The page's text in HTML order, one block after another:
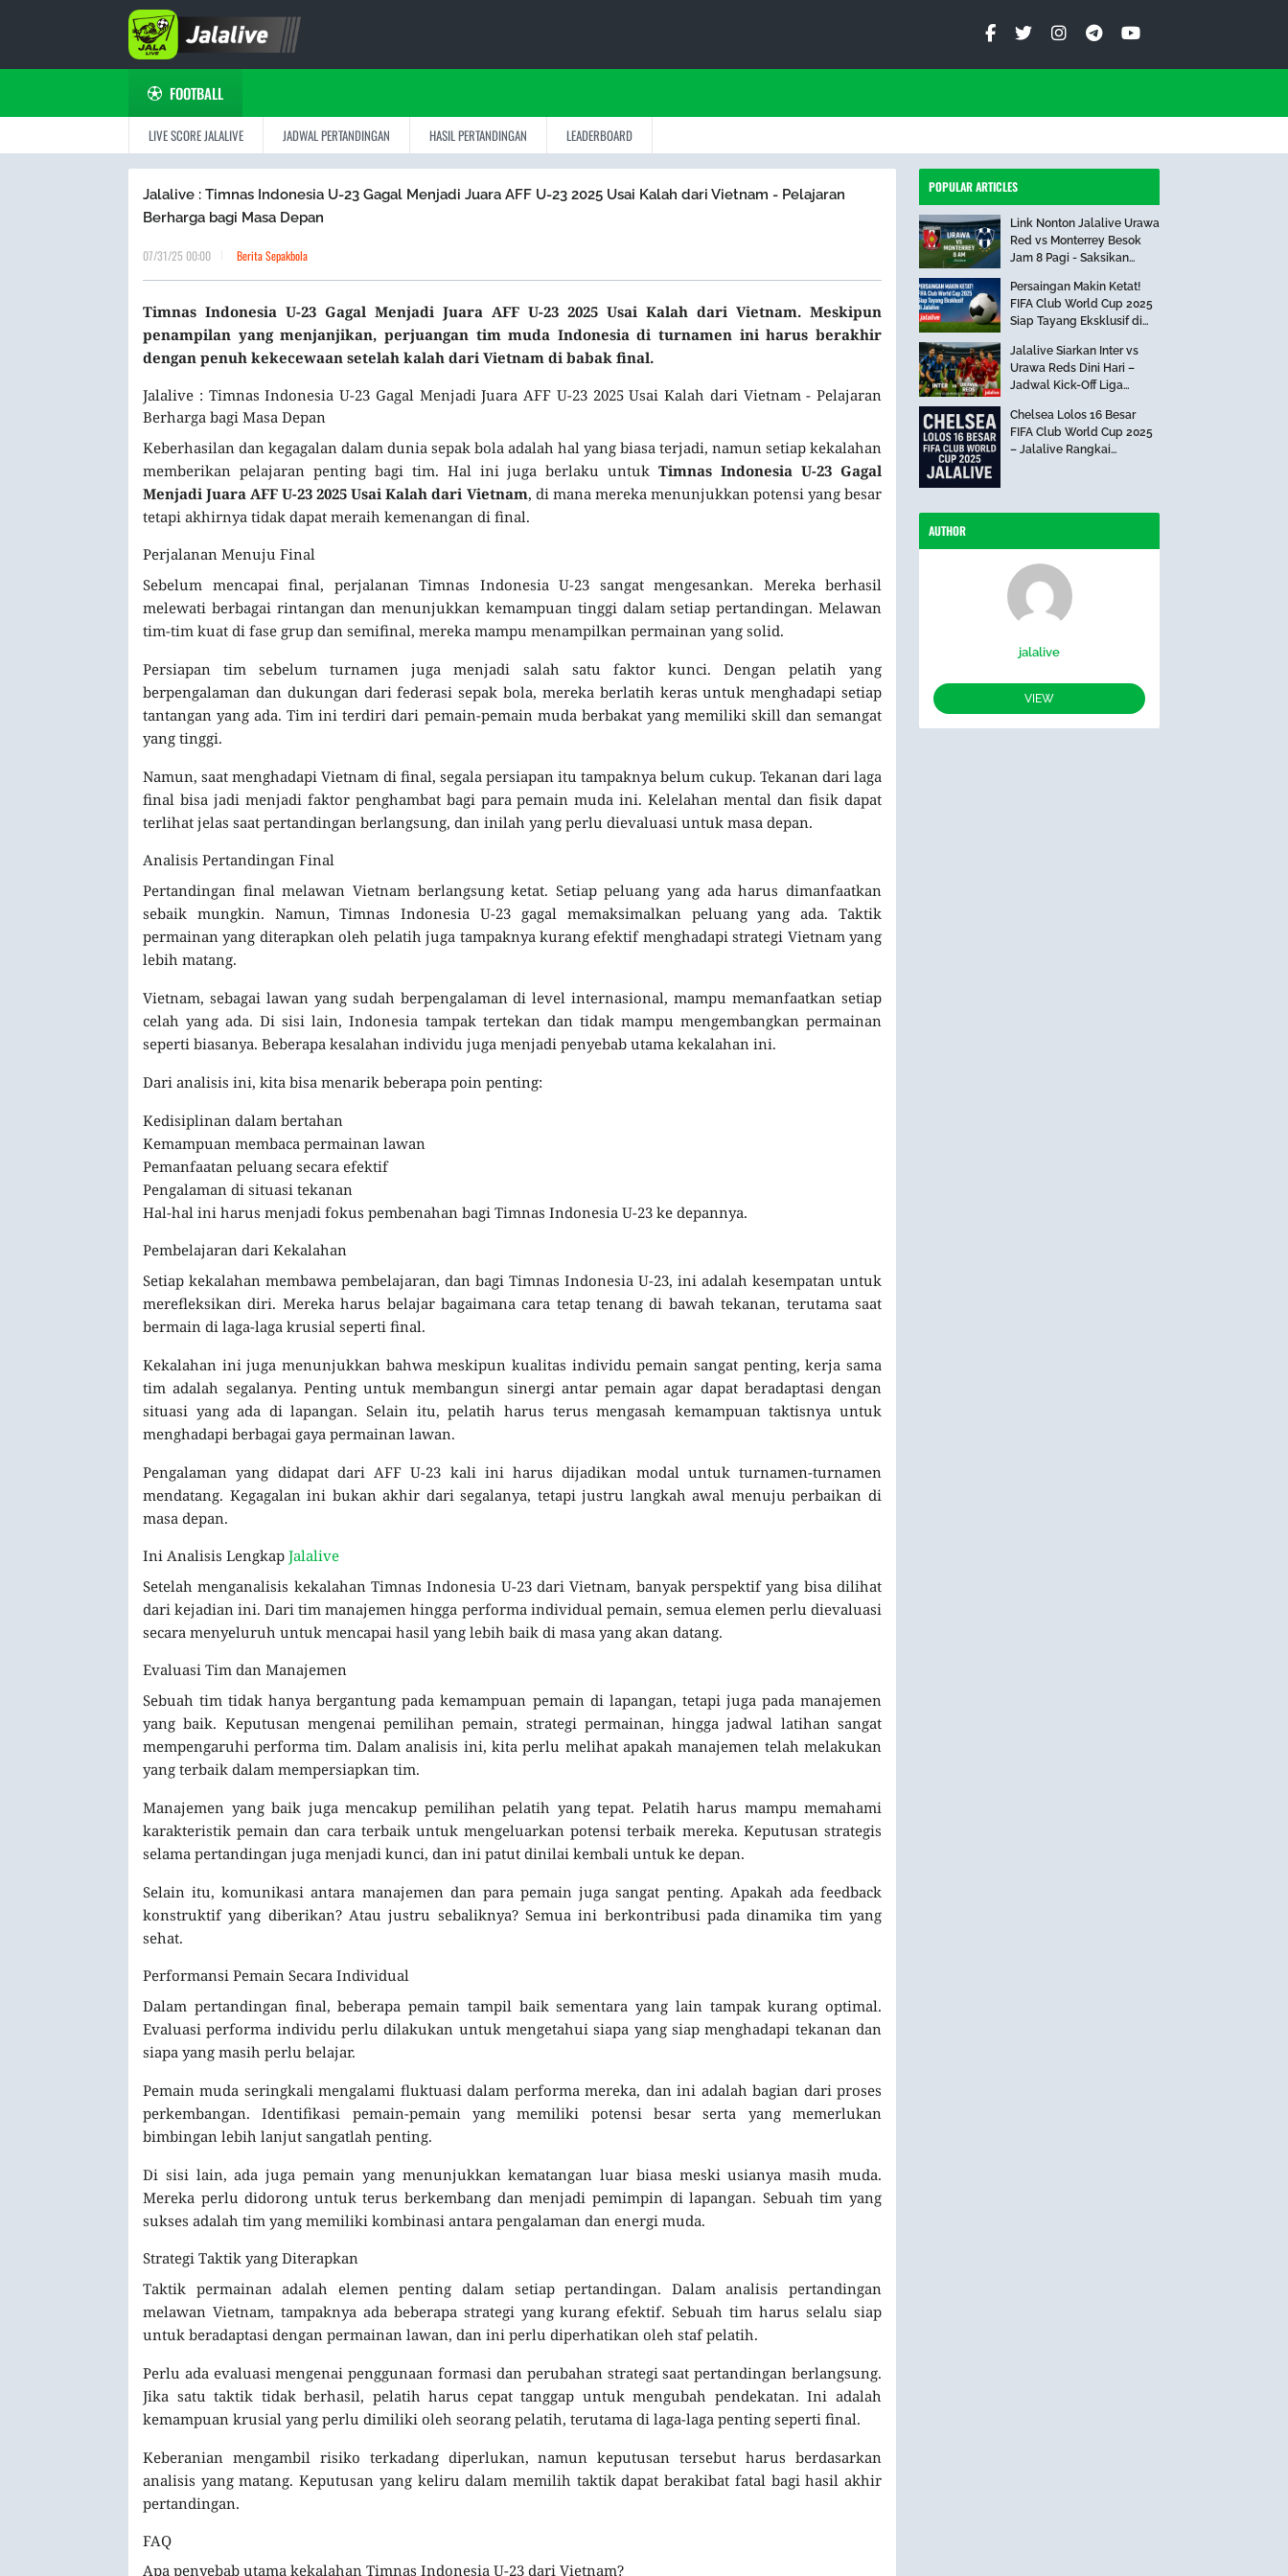
FOOTBALL
LIVE SCORE JALALIVE JADWAL PERTANDINGAN HASIL PERTANDINGAN LEADERBOARD
Jalalive : Timnas Indonesia U-23 Gagal Menjadi Juara AFF U-23 2025 Usai Kalah dari Vietnam - Pelajaran
Berharga bagi Masa Depan
07/31/25 00:00 Berita Sepakbola
Timnas Indonesia U-23 Gagal Menjadi Juara AFF U-23 2025 Usai Kalah dari Vietnam. Meskipun
penampilan yang menjanjikan, perjuangan tim muda Indonesia di turnamen ini harus berakhir
dengan penuh kekecewaan setelah kalah dari Vietnam di babak final.
Jalalive : Timnas Indonesia U-23 Gagal Menjadi Juara AFF U-23 2025 Usai Kalah dari Vietnam - Pelajaran
Berharga bagi Masa Depan
Keberhasilan dan kegagalan dalam dunia sepak bola adalah hal yang biasa terjadi, namun setiap kekalahan
memberikan pelajaran penting bagi tim. Hal ini juga berlaku untukTimnas Indonesia U-23 Gagal
Menjadi Juara AFF U-23 2025 Usai Kalah dari Vietnam, di mana mereka menunjukkan potensi yang besar
tetapi akhirnya tidak dapat meraih kemenangan di final.
Perjalanan Menuju Final
Sebelum mencapai final, perjalanan Timnas Indonesia U-23 sangat mengesankan. Mereka berhasil
melewati berbagai rintangan dan menunjukkan kemampuan tinggi dalam setiap pertandingan. Melawan
tim-tim kuat di fase grup dan semifinal, mereka mampu menampilkan permainan yang solid.
Persiapan tim sebelum turnamen juga menjadi salah satu faktor kunci. Dengan pelatih yang
berpengalaman dan dukungan dari federasi sepak bola, mereka berlatih keras untuk menghadapi setiap
tantangan yang ada. Tim ini terdiri dari pemain-pemain muda berbakat yang memiliki skill dan semangat
yang tinggi.
Namun, saat menghadapi Vietnam di final, segala persiapan itu tampaknya belum cukup. Tekanan dari laga
final bisa jadi menjadi faktor penghambat bagi para pemain muda ini. Kelelahan mental dan fisik dapat
terlihat jelas saat pertandingan berlangsung, dan inilah yang perlu dievaluasi untuk masa depan.
Analisis Pertandingan Final
Pertandingan final melawan Vietnam berlangsung ketat. Setiap peluang yang ada harus dimanfaatkan
sebaik mungkin. Namun, Timnas Indonesia U-23 gagal memaksimalkan peluang yang ada. Taktik
permainan yang diterapkan oleh pelatih juga tampaknya kurang efektif menghadapi strategi Vietnam yang
lebih matang.
Vietnam, sebagai lawan yang sudah berpengalaman di level internasional, mampu memanfaatkan setiap
celah yang ada. Di sisi lain, Indonesia tampak tertekan dan tidak mampu mengembangkan permainan
seperti biasanya. Beberapa kesalahan individu juga menjadi penyebab utama kekalahan ini.
Dari analisis ini, kita bisa menarik beberapa poin penting:
Kedisiplinan dalam bertahan
Kemampuan membaca permainan lawan
Pemanfaatan peluang secara efektif
Pengalaman di situasi tekanan
Hal-hal ini harus menjadi fokus pembenahan bagi Timnas Indonesia U-23 ke depannya.
Pembelajaran dari Kekalahan
Setiap kekalahan membawa pembelajaran, dan bagi Timnas Indonesia U-23, ini adalah kesempatan untuk
merefleksikan diri. Mereka harus belajar bagaimana cara tetap tenang di bawah tekanan, terutama saat
bermain di laga-laga krusial seperti final.
Kekalahan ini juga menunjukkan bahwa meskipun kualitas individu pemain sangat penting, kerja sama
tim adalah segalanya. Penting untuk membangun sinergi antar pemain agar dapat beradaptasi dengan
situasi yang ada di lapangan. Selain itu, pelatih harus terus mengasah kemampuan taktisnya untuk
menghadapi berbagai gaya permainan lawan.
Pengalaman yang didapat dari AFF U-23 kali ini harus dijadikan modal untuk turnamen-turnamen
mendatang. Kegagalan ini bukan akhir dari segalanya, tetapi justru langkah awal menuju perbaikan di
masa depan.
Ini Analisis Lengkap Jalalive
Setelah menganalisis kekalahan Timnas Indonesia U-23 dari Vietnam, banyak perspektif yang bisa dilihat
dari kejadian ini. Dari tim manajemen hingga performa individual pemain, semua elemen perlu dievaluasi
secara menyeluruh untuk mencapai hasil yang lebih baik di masa yang akan datang.
Evaluasi Tim dan Manajemen
Sebuah tim tidak hanya bergantung pada kemampuan pemain di lapangan, tetapi juga pada manajemen
yang baik. Keputusan mengenai pemilihan pemain, strategi permainan, hingga jadwal latihan sangat
mempengaruhi performa tim. Dalam analisis ini, kita perlu melihat apakah manajemen telah melakukan
yang terbaik dalam mempersiapkan tim.
Manajemen yang baik juga mencakup pemilihan pelatih yang tepat. Pelatih harus mampu memahami
karakteristik pemain dan cara terbaik untuk mengeluarkan potensi terbaik mereka. Keputusan strategis
selama pertandingan juga menjadi kunci, dan ini patut dinilai kembali untuk ke depan.
Selain itu, komunikasi antara manajemen dan para pemain juga sangat penting. Apakah ada feedback
konstruktif yang diberikan? Atau justru sebaliknya? Semua ini berkontribusi pada dinamika tim yang
sehat.
Performansi Pemain Secara Individual
Dalam pertandingan final, beberapa pemain tampil baik sementara yang lain tampak kurang optimal.
Evaluasi performa individu perlu dilakukan untuk mengetahui siapa yang siap menghadapi tekanan dan
siapa yang masih perlu belajar.
Pemain muda seringkali mengalami fluktuasi dalam performa mereka, dan ini adalah bagian dari proses
perkembangan. Identifikasi pemain-pemain yang memiliki potensi besar serta yang memerlukan
bimbingan lebih lanjut sangatlah penting.
Di sisi lain, ada juga pemain yang menunjukkan kematangan luar biasa meski usianya masih muda.
Mereka perlu didorong untuk terus berkembang dan menjadi pemimpin di lapangan. Sebuah tim yang
sukses adalah tim yang memiliki kombinasi antara pengalaman dan energi muda.
Strategi Taktik yang Diterapkan
Taktik permainan adalah elemen penting dalam setiap pertandingan. Dalam analisis pertandingan
melawan Vietnam, tampaknya ada beberapa strategi yang kurang efektif. Sebuah tim harus selalu siap
untuk beradaptasi dengan permainan lawan, dan ini perlu diperhatikan oleh staf pelatih.
Perlu ada evaluasi mengenai penggunaan formasi dan perubahan strategi saat pertandingan berlangsung.
Jika satu taktik tidak berhasil, pelatih harus cepat tanggap untuk mengubah pendekatan. Ini adalah
kemampuan krusial yang perlu dimiliki oleh seorang pelatih, terutama di laga-laga penting seperti final.
Keberanian mengambil risiko terkadang diperlukan, namun keputusan tersebut harus berdasarkan
analisis yang matang. Keputusan yang keliru dalam memilih taktik dapat berakibat fatal bagi hasil akhir
pertandingan.
FAQ
Apa penyebab utama kekalahan Timnas Indonesia U-23 dari Vietnam?
POPULAR ARTICLES
Link Nonton Jalalive Urawa
Red vs Monterrey Besok
Jam 8 Pagi - Saksikan
Persaingan Makin Ketat!
FIFA Club World Cup 2025
Siap Tayang Eksklusif di
Jalalive Siarkan Inter vs
Urawa Reds Dini Hari –
Jadwal Kick-Off Liga
Chelsea Lolos 16 Besar
FIFA Club World Cup 2025
– Jalalive Rangkai
AUTHOR
jalalive
VIEW